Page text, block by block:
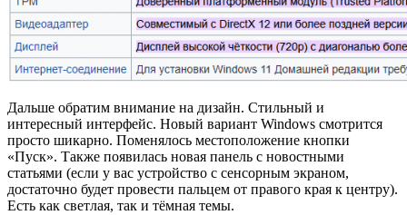
Дальше обратим внимание на дизайн. Стильный и
интересный интерфейс. Новый вариант Windows смотрится
просто шикарно. Поменялось местоположение кнопки
«Пуск». Также появилась новая панель с новостными
статьями (если у вас устройство с сенсорным экраном,
достаточно будет провести пальцем от правого края к центру).
Есть как светлая, так и тёмная темы.